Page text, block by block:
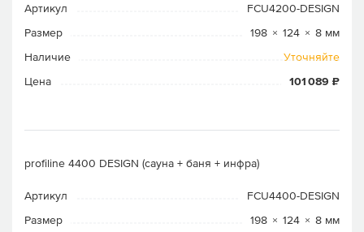
Артикул
FCU4200-DESIGN
Размер
198 × 124 × 8 мм
Наличие
Уточняйте
Цена
101 089 ₽
profiline 4400 DESIGN (сауна + баня + инфра)
Артикул
FCU4400-DESIGN
Размер
198 × 124 × 8 мм